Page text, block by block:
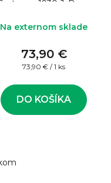
1930 J. Dean
Na externom sklade
73,90 €
Jednotková
73,90 € / 1 ks
DO KOŠÍKA